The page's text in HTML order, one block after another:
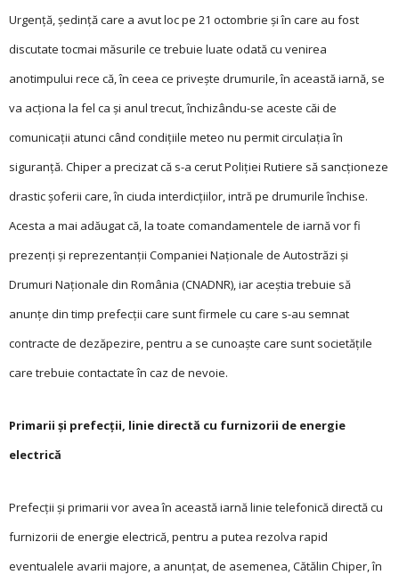
Urgenţă, ședință care a avut loc pe 21 octombrie și în care au fost
discutate tocmai măsurile ce trebuie luate odată cu venirea
anotimpului rece că, în ceea ce privește drumurile, în această iarnă, se
va acţiona la fel ca şi anul trecut, închizându-se aceste căi de
comunicații atunci când condiţiile meteo nu permit circulaţia în
siguranţă. Chiper a precizat că s-a cerut Poliţiei Rutiere să sancţioneze
drastic şoferii care, în ciuda interdicţiilor, intră pe drumurile închise.
Acesta a mai adăugat că, la toate comandamentele de iarnă vor fi
prezenţi şi reprezentanţii Companiei Naționale de Autostrăzi și
Drumuri Naționale din România (CNADNR), iar aceştia trebuie să
anunţe din timp prefecţii care sunt firmele cu care s-au semnat
contracte de dezăpezire, pentru a se cunoaşte care sunt societăţile
care trebuie contactate în caz de nevoie.
Primarii şi prefecţii, linie directă cu furnizorii de energie
electrică
Prefecţii şi primarii vor avea în această iarnă linie telefonică directă cu
furnizorii de energie electrică, pentru a putea rezolva rapid
eventualele avarii majore, a anunțat, de asemenea, Cătălin Chiper, în